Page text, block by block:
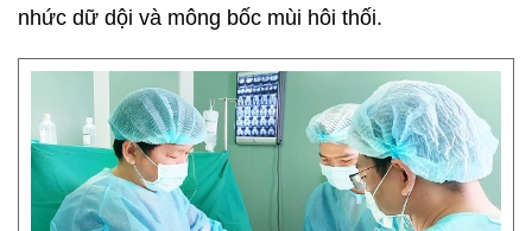
nhức dữ dội và mông bốc mùi hôi thối.